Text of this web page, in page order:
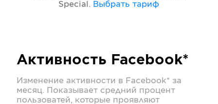
Special . Выбрать тариф
Активность Facebook*
Изменение активности в Facebook* за
месяц. Показывает средний процент
пользоватей, которые проявляют